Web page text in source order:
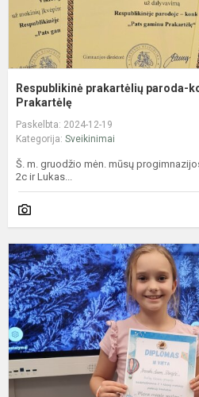
Respublikinė prakartėlių paroda-
Prakartėlę
Paskelbta: 2024-12-19
Kategorija: Sveikinimai
Š. m. gruodžio mėn. mūsų
2c ir Lukas...